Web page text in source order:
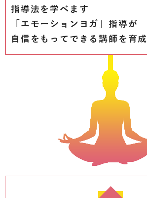
指導法を学べます
「エモーションヨガ」指導が
自信をもってできる講師を育成